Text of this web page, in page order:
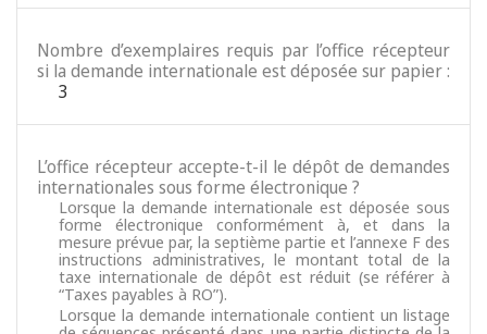
Nombre d’exemplaires requis par l’office récepteur
si la demande internationale est déposée sur papier :
3
L’office récepteur accepte-t-il le dépôt de demandes
internationales sous forme électronique ?
Lorsque la demande internationale est déposée sous
forme électronique conformément à, et dans la
mesure prévue par, la septième partie et l’annexe F des
instructions administratives, le montant total de la
taxe internationale de dépôt est réduit (se référer à
“Taxes payables à RO”).
Lorsque la demande internationale contient un listage